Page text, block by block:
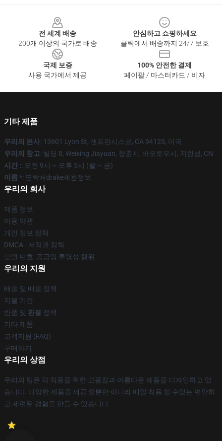
전 세계 배송
200개 이상의 국가로 배송
안심하고 쇼핑하세요
클릭에서 배송까지 24/7 보호
국제 보증
사용 국가에서 제공
100% 안전한 결제
페이팔 / 마스터카드 / 비자
기타 제품
우리의 본사: 13601 Lyon St, 샌프란시스코, CA 94123, 미국
우리의 창고: 빌딩 8, Weixing Jiayuan, 창춘시, 바오토우시, 지린성, CN
시간 :: 오전 9시 ~ 오후 5시 (월 ~ 금)
이름 *: 연락처drake채용정보
우리의 회사
제품 정보
이용 약관
개인 정보 정책
DMCA - 저작권 정책
모델 번호: 공급망 투명성 행위
우리의 지원
배송 및 배송 정책
지불 기간
반품 및 환불 정책
기타 제품
고객지원 (FAQ)
구매하기
우리의 상점
우리의 팀은 각 작풍을 위한 고품질과 아름다운 제품을 디자인하고 있
습니다. 다양한 제품을 제공 할뿐만 아니라 매일 착용 할 수있는 편안하
고 세련된 경험을 만들 수 있습니다.